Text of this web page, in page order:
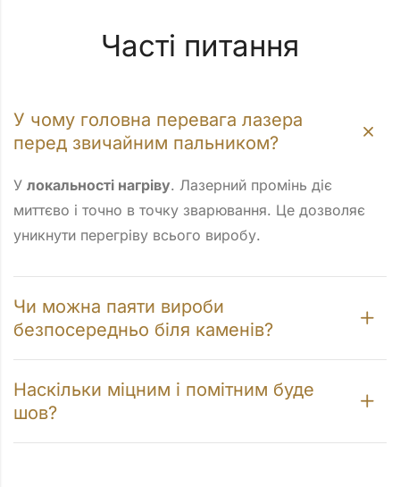
Часті питання
У чому головна перевага лазера
перед звичайним пальником?
У локальності нагріву. Лазерний промінь діє
миттєво і точно в точку зварювання. Це дозволяє
уникнути перегріву всього виробу.
Чи можна паяти вироби
безпосередньо біля каменів?
Наскільки міцним і помітним буде
шов?